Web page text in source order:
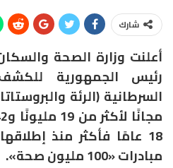
شارك
أعلنت وزارة الصحة
رئيس الجمهورية
السرطانية (الرئة
مبادرات «100 مليون صحة».